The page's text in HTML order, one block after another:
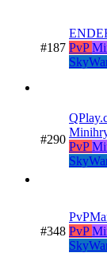
#187 PvP
#290
PvP
#348 PvP